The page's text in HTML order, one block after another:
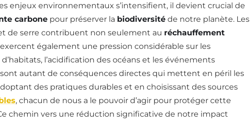
enjeux environnementaux s’intensifient, il devient crucial de
carbone pour préserver la biodiversité de notre planète. Les
de serre contribuent non seulement au réchauffement
exercent également une pression considérable sur les
l’acidification des océans et les événements
autant de conséquences directes qui mettent en péril les
des pratiques durables et en choisissant des sources
, chacun de nous a le pouvoir d’agir pour protéger cette
chemin vers une réduction significative de notre impact